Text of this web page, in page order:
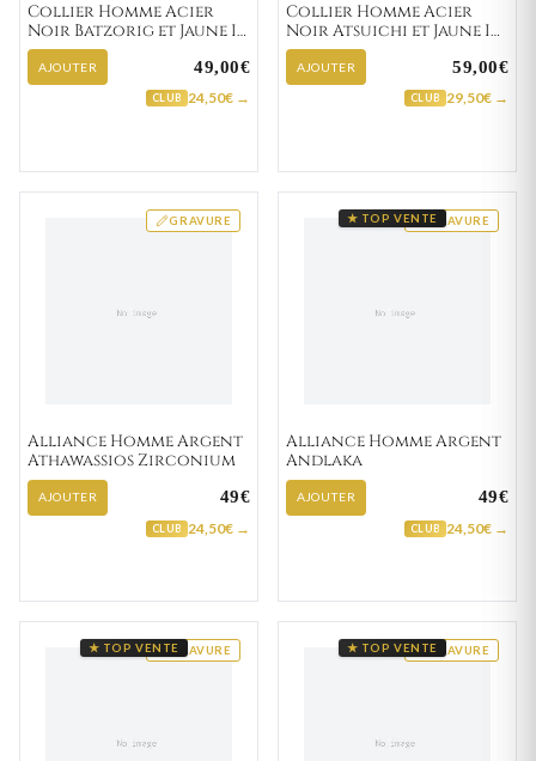
Collier Homme Acier
Noir Batzorig et Jaune IP
Diamant
AJOUTER 49,00€
CLUB 24,50€ →
Collier Homme Acier
Noir Atsuichi et Jaune IP
Diamant
AJOUTER 59,00€
CLUB 29,50€ →
GRAVURE
Alliance Homme Argent
Athawassios Zirconium
AJOUTER 49€
CLUB 24,50€ →
GRAVURE
★ TOP VENTE
Alliance Homme Argent
Andlaka
AJOUTER 49€
CLUB 24,50€ →
GRAVURE
★ TOP VENTE GRAVURE
★ TOP VENTE